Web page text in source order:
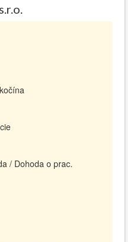
/ Dohoda o prac.